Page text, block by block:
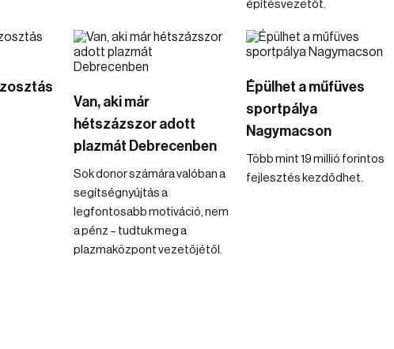
építésvezetőt.
Van, aki már
hétszázszor adott
plazmát Debrecenben
Sok donor számára valóban a
segítségnyújtás a
legfontosabb motiváció, nem
a pénz – tudtuk meg a
plazmaközpont vezetőjétől.
Épülhet a műfüves
sportpálya
Nagymacson
Több mint 19 millió forintos
fejlesztés kezdődhet.